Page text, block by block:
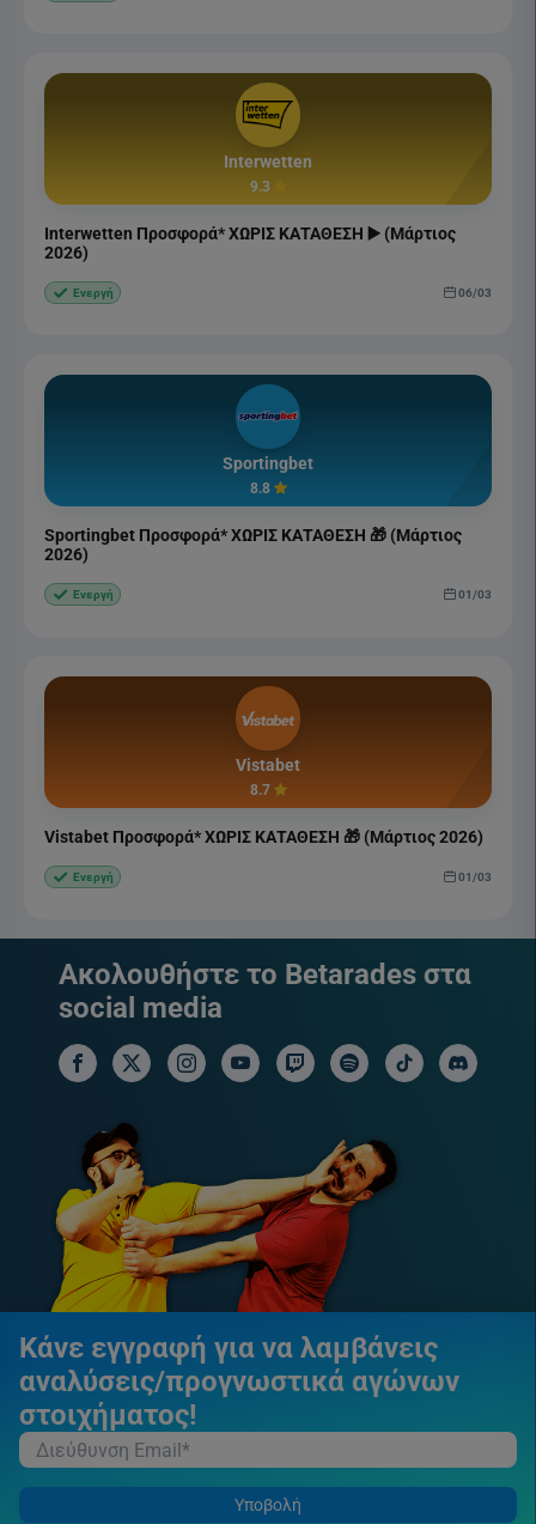
Interwetten
9.3
Interwetten Προσφορά* ΧΩΡΙΣ ΚΑΤΑΘΕΣΗ ▶️ (Μάρτιος
2026)
Ενεργή 06/03
Sportingbet
8.8
Sportingbet Προσφορά* ΧΩΡΙΣ ΚΑΤΑΘΕΣΗ 🎁 (Μάρτιος
2026)
Ενεργή 01/03
Vistabet
8.7
Vistabet Προσφορά* ΧΩΡΙΣ ΚΑΤΑΘΕΣΗ 🎁 (Μάρτιος 2026)
Ενεργή 01/03
Κάνε εγγραφή για να λαμβάνεις
αναλύσεις/προγνωστικά αγώνων
στοιχήματος!
Υποβολή
Ακολουθήστε το Betarades στα
social media
facebook social link
x social linkinstagram social link
youtube social link
twitch social link
spotify social link
tiktok social link
discord